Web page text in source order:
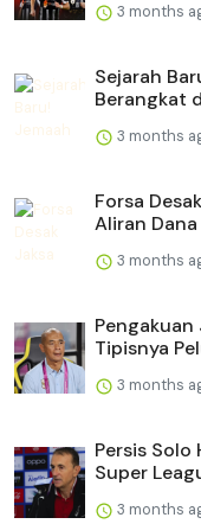
3 months
Sejarah
Berangkat
3 months
Forsa
Aliran Dana
3 months
Tipisnya
3 months
Persis Solo
Super
3 months